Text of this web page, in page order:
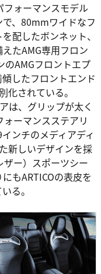
フォーマンスモデル
、80mmワイドなフ
配したボンネット、
たAMG専用フロン
のAMGフロントエプ
したフロントエンド
化されている。
は、グリップが太く
ーマンスステアリ
ンチのメディアディ
新しいデザインを採
ザー）スポーツシー
もARTICOの表皮を
る。